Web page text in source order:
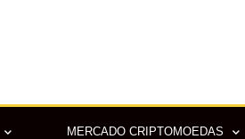
MERCADO CRIPTOMOEDAS